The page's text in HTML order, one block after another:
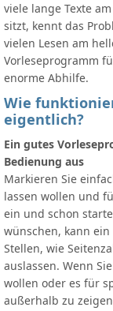
viele lange Texte
sitzt, kennt das
vielen Lesen am
Vorleseprogramm
enorme Abhilfe.
Wie
eigentlich?
Ein gutes
Bedienung aus
Markieren Sie
lassen wollen und
ein und schon
wünschen, kann
Stellen, wie
auslassen. Wenn
wollen oder es für
außerhalb zu